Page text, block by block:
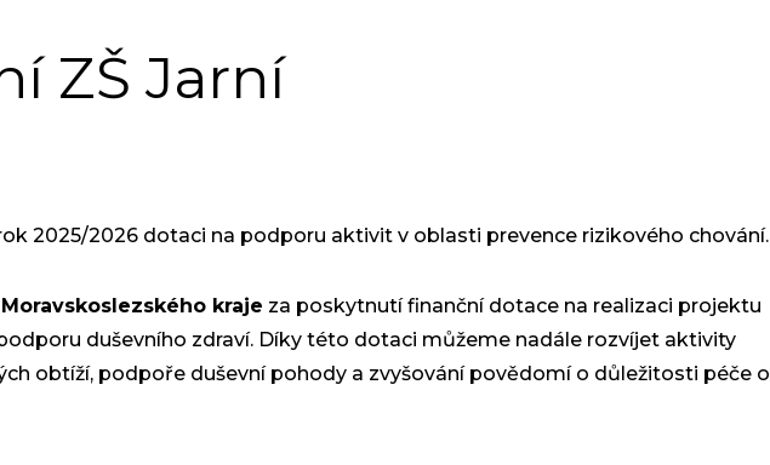
ZŠ Jarní
2025/2026 dotaci na podporu aktivit v oblasti prevence rizikového chování.
kraje za poskytnutí finanční dotace na realizaci projektu
duševního zdraví. Díky této dotaci můžeme nadále rozvíjet aktivity
obtíží, podpoře duševní pohody a zvyšování povědomí o důležitosti péče o